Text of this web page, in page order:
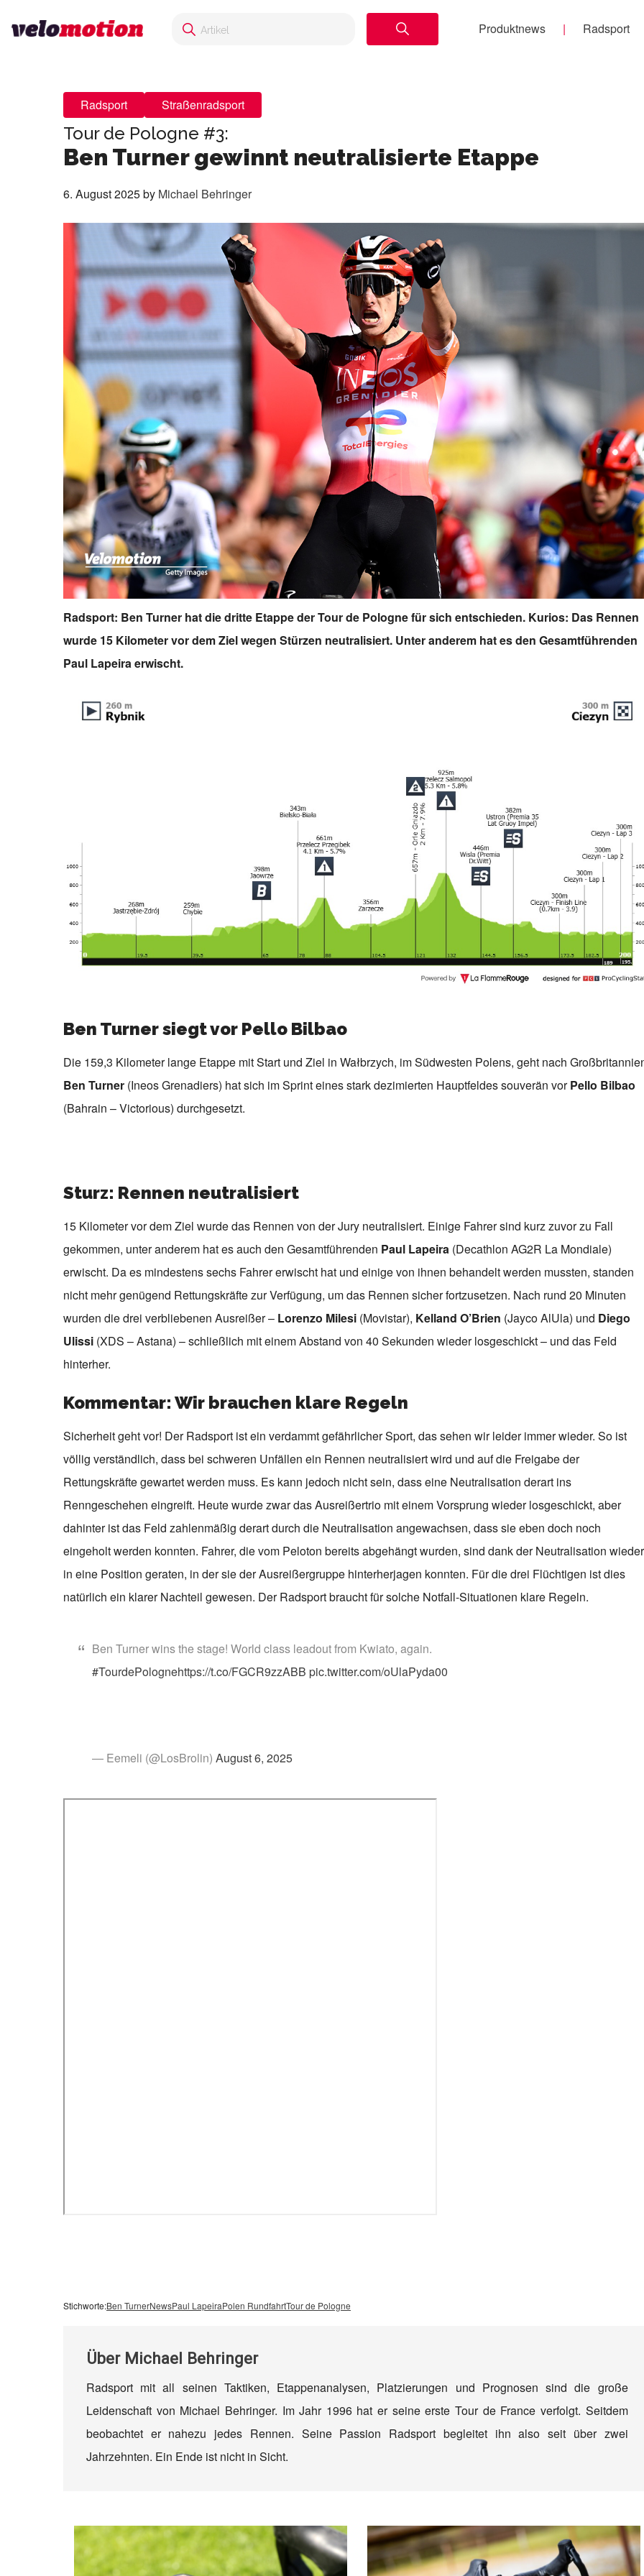
Produktnews Radsport
Radsport Straßenradsport
Tour de Pologne #3:
Ben Turner gewinnt neutralisierte Etappe
6. August 2025by Michael Behringer
Radsport: Ben Turner hat die dritte Etappe der Tour de Pologne für sich entschieden. Kurios: Das Rennen
wurde 15 Kilometer vor dem Ziel wegen Stürzen neutralisiert. Unter anderem hat es den Gesamtführenden
Paul Lapeira erwischt.
Ben Turner siegt vor Pello Bilbao
Die 159,3 Kilometer lange Etappe mit Start und Ziel in Wałbrzych, im Südwesten Polens, geht nach
Ben Turner (Ineos Grenadiers) hat sich im Sprint eines stark dezimierten Hauptfeldes souverän vorPello Bilbao
(Bahrain – Victorious) durchgesetzt.
Sturz: Rennen neutralisiert
15 Kilometer vor dem Ziel wurde das Rennen von der Jury neutralisiert. Einige Fahrer sind kurz zuvor zu Fall
gekommen, unter anderem hat es auch den Gesamtführenden Paul Lapeira (Decathlon AG2R La Mondiale)
erwischt. Da es mindestens sechs Fahrer erwischt hat und einige von ihnen behandelt werden mussten, standen
nicht mehr genügend Rettungskräfte zur Verfügung, um das Rennen sicher fortzusetzen. Nach rund 20 Minuten
wurden die drei verbliebenen Ausreißer – Lorenzo Milesi (Movistar), Kelland O’Brien (Jayco AlUla) und Diego
Ulissi (XDS – Astana) – schließlich mit einem Abstand von 40 Sekunden wieder losgeschickt – und das Feld
hinterher.
Kommentar: Wir brauchen klare Regeln
Sicherheit geht vor! Der Radsport ist ein verdammt gefährlicher Sport, das sehen wir leider immer wieder. So ist
völlig verständlich, dass bei schweren Unfällen ein Rennen neutralisiert wird und auf die Freigabe der
Rettungskräfte gewartet werden muss. Es kann jedoch nicht sein, dass eine Neutralisation derart ins
Renngeschehen eingreift. Heute wurde zwar das Ausreißertrio mit einem Vorsprung wieder losgeschickt, aber
dahinter ist das Feld zahlenmäßig derart durch die Neutralisation angewachsen, dass sie eben doch noch
eingeholt werden konnten. Fahrer, die vom Peloton bereits abgehängt wurden, sind dank der Neutralisation wieder
in eine Position geraten, in der sie der Ausreißergruppe hinterherjagen konnten. Für die drei Flüchtigen ist dies
natürlich ein klarer Nachteil gewesen. Der Radsport braucht für solche Notfall-Situationen klare Regeln.
Ben Turner wins the stage! World class leadout from Kwiato, again.
#TourdePolognehttps://t.co/FGCR9zzABB pic.twitter.com/oUlaPyda00
— Eemeli (@LosBrolin) August 6, 2025
Stichworte:Ben TurnerNewsPaul LapeiraPolen RundfahrtTour de Pologne
Über Michael Behringer
Radsport mit all seinen Taktiken, Etappenanalysen, Platzierungen und Prognosen sind die große
Leidenschaft von Michael Behringer. Im Jahr 1996 hat er seine erste Tour de France verfolgt. Seitdem
beobachtet er nahezu jedes Rennen. Seine Passion Radsport begleitet ihn also seit über zwei
Jahrzehnten. Ein Ende ist nicht in Sicht.